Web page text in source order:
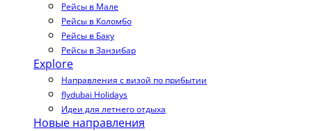
Рейсы в Мале
Рейсы в Коломбо
Рейсы в Баку
Рейсы в Занзибар
Explore
Направления с визой по прибытии
flydubai Holidays
Идеи для летнего отдыха
Новые направления